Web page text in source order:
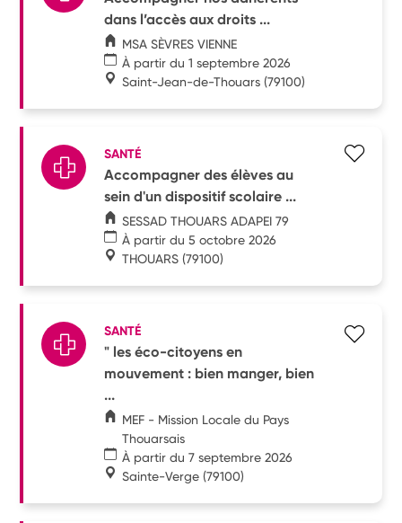
dans l’accès aux droits ...
MSA SÈVRES VIENNE
À partir du 1 septembre 2026
Saint-Jean-de-Thouars (79100)
SANTÉ
Accompagner des élèves au
sein d'un dispositif scolaire ...
SESSAD THOUARS ADAPEI 79
À partir du 5 octobre 2026
THOUARS (79100)
SANTÉ
" les éco-citoyens en
mouvement : bien manger, bien
...
MEF - Mission Locale du Pays
Thouarsais
À partir du 7 septembre 2026
Sainte-Verge (79100)